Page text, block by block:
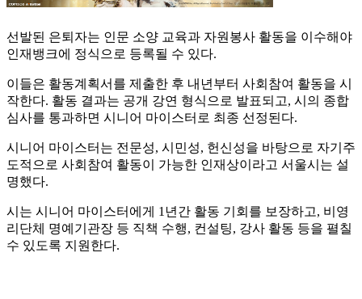
선발된 은퇴자는 인문 소양 교육과 자원봉사 활동을 이수해야
인재뱅크에 정식으로 등록될 수 있다.
이들은 활동계획서를 제출한 후 내년부터 사회참여 활동을 시
작한다. 활동 결과는 공개 강연 형식으로 발표되고, 시의 종합
심사를 통과하면 시니어 마이스터로 최종 선정된다.
시니어 마이스터는 전문성, 시민성, 헌신성을 바탕으로 자기주
도적으로 사회참여 활동이 가능한 인재상이라고 서울시는 설
명했다.
시는 시니어 마이스터에게 1년간 활동 기회를 보장하고, 비영
리단체 명예기관장 등 직책 수행, 컨설팅, 강사 활동 등을 펼칠
수 있도록 지원한다.